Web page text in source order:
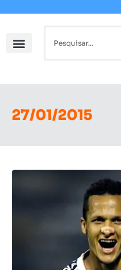
27/01/2015